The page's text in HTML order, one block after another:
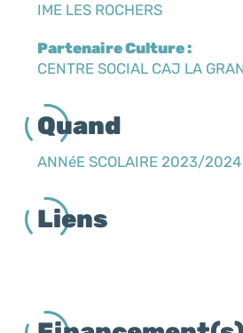
IME LES ROCHERS
Partenaire Culture :
CENTRE SOCIAL CAJ LA
Quand
ANNéE SCOLAIRE 2023/2024
Liens